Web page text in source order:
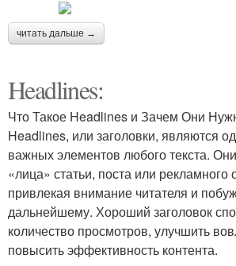
читать дальше →
Headlines:
Что Такое Headlines и Зачем Они
Headlines, или заголовки, являются
важных элементов любого текста.
«лица» статьи, поста или рекламного
привлекая внимание читателя и
дальнейшему. Хороший заголовок
количество просмотров, улучшить
повысить эффективность контента.